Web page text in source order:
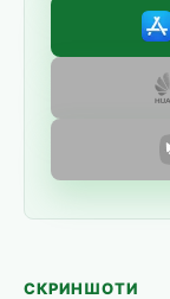
СКРИНШОТИ